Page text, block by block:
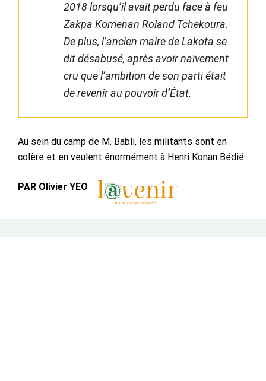
2018 lorsqu’il avait perdu face à feu
Zakpa Komenan Roland Tchekoura.
De plus, l’ancien maire de Lakota se
dit désabusé, après avoir naïvement
cru que l’ambition de son parti était
de revenir au pouvoir d’État.
Au sein du camp de M. Babli, les militants sont en
colère et en veulent énormément à Henri Konan Bédié.
PAR Olivier YEO